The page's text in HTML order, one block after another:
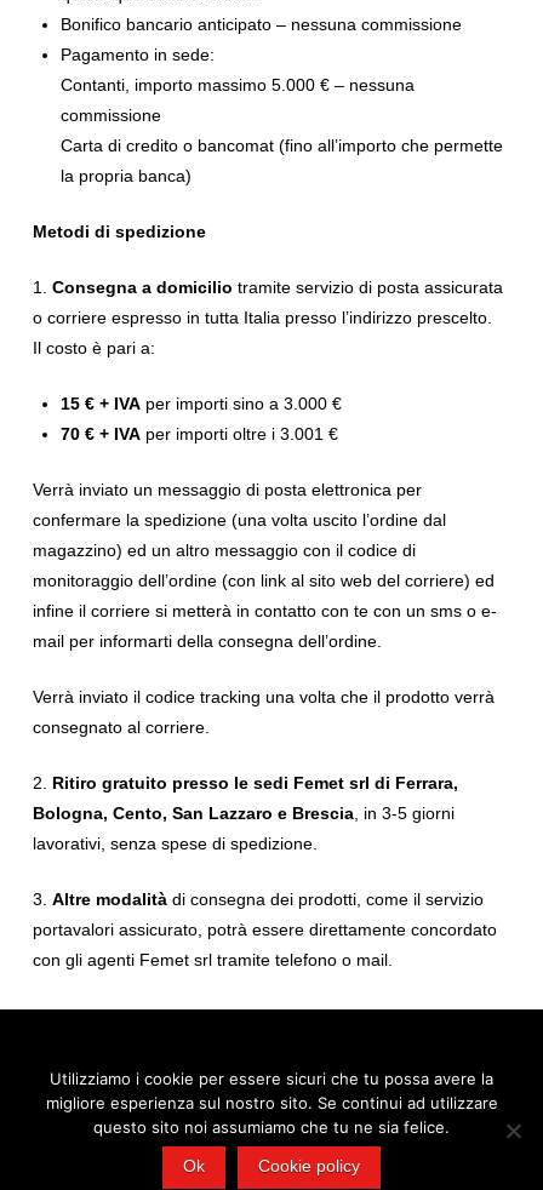
Bonifico bancario anticipato – nessuna commissione
Pagamento in sede:
Contanti, importo massimo 5.000 € – nessuna
commissione
Carta di credito o bancomat (fino all’importo che permette
la propria banca)
Metodi di spedizione
1. Consegna a domicilio tramite servizio di posta assicurata
o corriere espresso in tutta Italia presso l’indirizzo prescelto.
Il costo è pari a:
15 € + IVA per importi sino a 3.000 €
70 € + IVA per importi oltre i 3.001 €
Verrà inviato un messaggio di posta elettronica per
confermare la spedizione (una volta uscito l’ordine dal
magazzino) ed un altro messaggio con il codice di
monitoraggio dell’ordine (con link al sito web del corriere) ed
infine il corriere si metterà in contatto con te con un sms o e-
mail per informarti della consegna dell’ordine.
Verrà inviato il codice tracking una volta che il prodotto verrà
consegnato al corriere.
2. Ritiro gratuito presso le sedi Femet srl di Ferrara,
Bologna, Cento, San Lazzaro e Brescia, in 3-5 giorni
lavorativi, senza spese di spedizione.
3. Altre modalitàdi consegna dei prodotti, come il servizio
portavalori assicurato, potrà essere direttamente concordato
con gli agenti Femet srl tramite telefono o mail.
© 2026 FEMET S.r.l., via Cardinale Bessarione 6 - Padova | Tel.
0532 909295 - Mail:
info@femetgroup.eu - P.IVA 02103100380
Utilizziamo i cookie per essere sicuri che tu possa avere la
migliore esperienza sul nostro sito. Se continui ad utilizzare
questo sito noi assumiamo che tu ne sia felice.
Ok
Cookie policy